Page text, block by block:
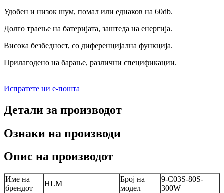
Удобен и низок шум, помал или еднаков на 60db.
Долго траење на батеријата, заштеда на енергија.
Висока безбедност, со диференцијална функција.
Прилагодено на барање, различни спецификации.
Испратете ни е-пошта
Детали за производот
Ознаки на производи
Опис на производот
Име на
брендот
HLM
Број на
модел
9-C03S-80S-
300W